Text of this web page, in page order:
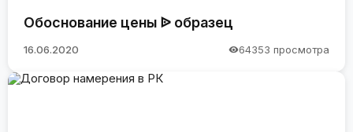
Обоснование цены ᐉ образец
16.06.2020 64353 просмотра